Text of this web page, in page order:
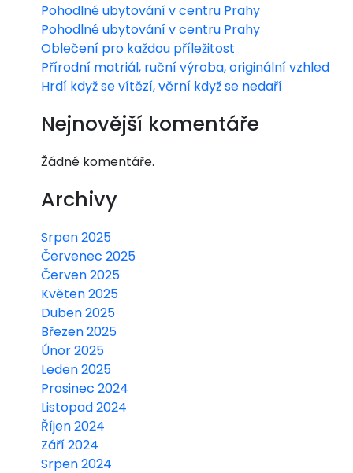
Pohodlné ubytování v centru Prahy
Pohodlné ubytování v centru Prahy
Oblečení pro každou příležitost
Přírodní matriál, ruční výroba, originální vzhled
Hrdí když se vítězí, věrní když se nedaří
Nejnovější komentáře
Žádné komentáře.
Archivy
Srpen 2025
Červenec 2025
Červen 2025
Květen 2025
Duben 2025
Březen 2025
Únor 2025
Leden 2025
Prosinec 2024
Listopad 2024
Říjen 2024
Září 2024
Srpen 2024